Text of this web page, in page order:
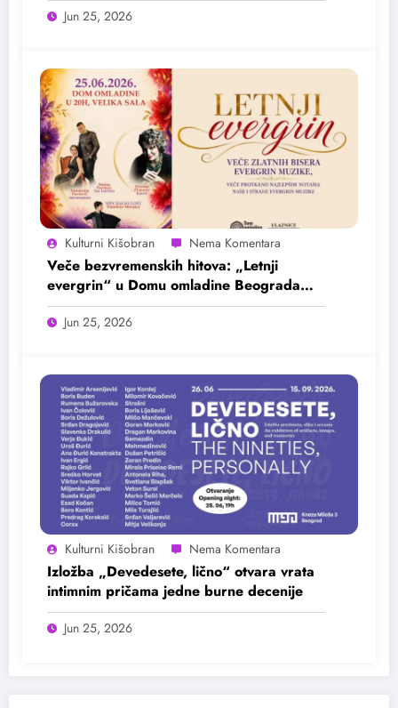
Jun 25, 2026
Kulturni Kišobran
Veče bezvremenskih hitova: „Letnji
evergrin“ u Domu omladine Beograda
25. juna
Jun 25, 2026
Kulturni Kišobran
Izložba „Devedesete, lično“ otvara vrata
intimnim pričama jedne burne decenije
Jun 25, 2026